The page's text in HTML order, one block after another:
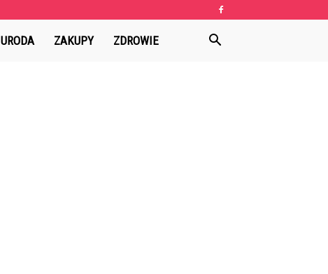
URODA ZAKUPY ZDROWIE